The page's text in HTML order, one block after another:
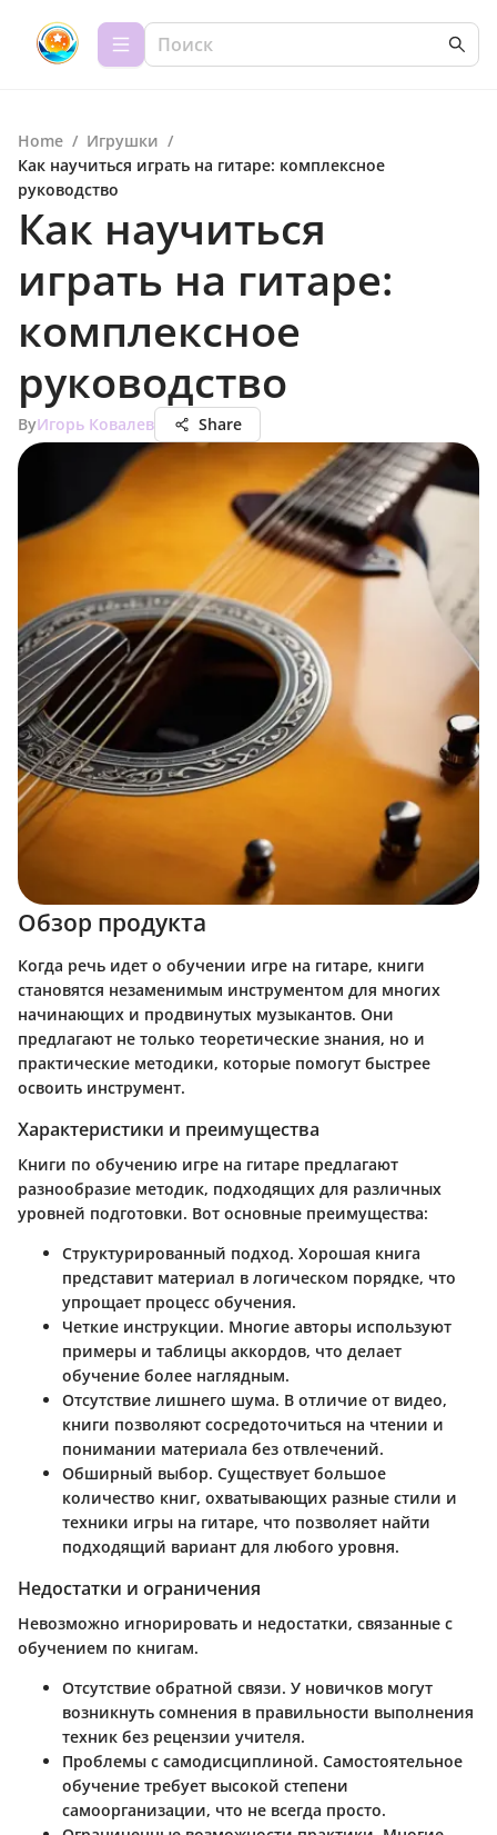
Home / Игрушки /
Как научиться играть на гитаре: комплексное
руководство
Как научиться
играть на гитаре:
комплексное
руководство
ByИгорь Ковалев Share
Обзор продукта
Когда речь идет о обучении игре на гитаре, книги
становятся незаменимым инструментом для многих
начинающих и продвинутых музыкантов. Они
предлагают не только теоретические знания, но и
практические методики, которые помогут быстрее
освоить инструмент.
Характеристики и преимущества
Книги по обучению игре на гитаре предлагают
разнообразие методик, подходящих для различных
уровней подготовки. Вот основные преимущества:
Структурированный подход. Хорошая книга
представит материал в логическом порядке, что
упрощает процесс обучения.
Четкие инструкции. Многие авторы используют
примеры и таблицы аккордов, что делает
обучение более наглядным.
Отсутствие лишнего шума. В отличие от видео,
книги позволяют сосредоточиться на чтении и
понимании материала без отвлечений.
Обширный выбор. Существует большое
количество книг, охватывающих разные стили и
техники игры на гитаре, что позволяет найти
подходящий вариант для любого уровня.
Недостатки и ограничения
Невозможно игнорировать и недостатки, связанные с
обучением по книгам.
Отсутствие обратной связи. У новичков могут
возникнуть сомнения в правильности выполнения
техник без рецензии учителя.
Проблемы с самодисциплиной. Самостоятельное
обучение требует высокой степени
самоорганизации, что не всегда просто.